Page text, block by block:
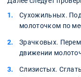
Сухожильных.
молоточком по
Зрачковых.
движении
Слизистых.